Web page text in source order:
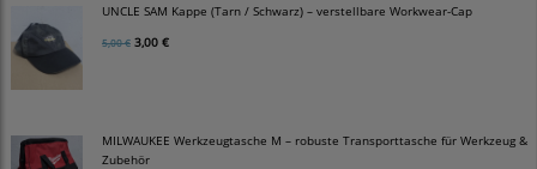
UNCLE SAM Kappe (Tarn / Schwarz) – verstellbare Workwear-Cap
5,00 € 3,00 €
MILWAUKEE Werkzeugtasche M – robuste Transporttasche für Werkzeug &
Zubehör